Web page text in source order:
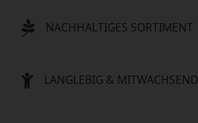
NACHHALTIGES SORTIMENT
LANGLEBIG & MITWACHSEND